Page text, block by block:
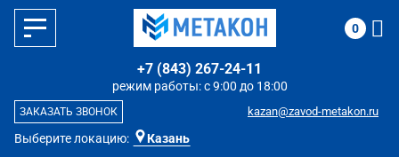
Выберите локацию: Казань
режим работы: с 9:00 до 18:00
+7 (843) 267-24-11
kazan@zavod-metakon.ru
ЗАКАЗАТЬ ЗВОНОК
0